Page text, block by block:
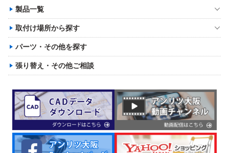
製品一覧
取付け場所から探す
パーツ・その他を探す
張り替え・その他ご相談